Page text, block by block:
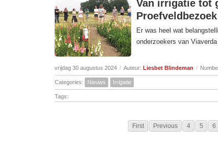
Van irrigatie tot
Er was heel wat
onderzoekers van
vrijdag 30 augustus 2024 / Auteur: Liesbet Blindeman /
Categories: Nieuws Irrigatie
Tags:
First Previous 4 5 6